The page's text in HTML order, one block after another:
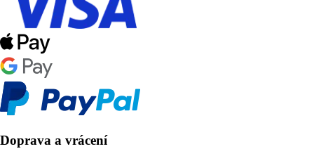
Doprava a vrácení